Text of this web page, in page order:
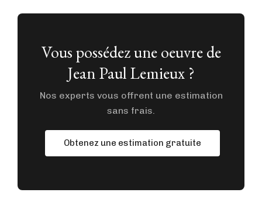
Vous possédez une oeuvre de
Jean Paul Lemieux ?
Nos experts vous offrent une estimation
sans frais.
Obtenez une estimation gratuite